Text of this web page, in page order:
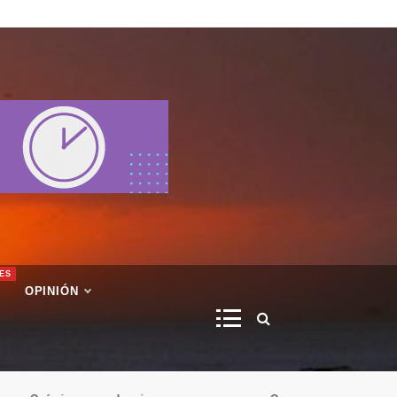
OPINIÓN